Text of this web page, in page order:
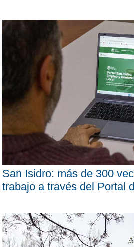
San Isidro: más de 300
trabajo a través del Portal